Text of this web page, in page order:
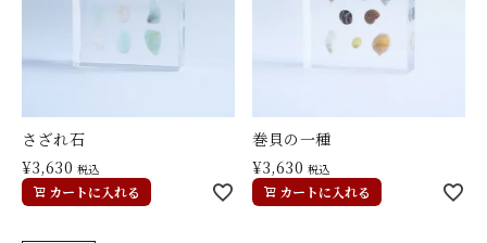
さざれ石
¥3,630 税込
カートに入れる
巻貝の一種
¥3,630 税込
カートに入れる